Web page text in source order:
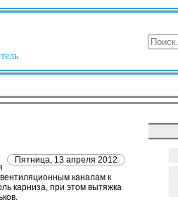
Пятница, 13 апреля 2012
каналам к
карниза, при этом вытяжка